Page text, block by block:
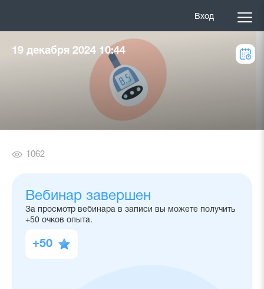
Вход
19 декабря 2024 10:44
Количество
1062
Вебинар завершен
За просмотр вебинара в записи вы можете получить
+50 очков опыта.
+50